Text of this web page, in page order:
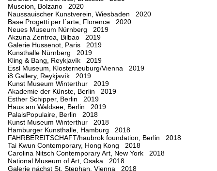
Museion, Bolzano 2020
Naussauischer Kunstverein, Wiesbaden 2020
Base Progetti per l´arte, Florence 2020
Neues Museum Nürnberg 2019
Akzuna Zentroa, Bilbao 2019
Galerie Hussenot, Paris 2019
Kunsthalle Nürnberg 2019
Kling & Bang, Reykjavík 2019
Essl Museum, Klosterneuburg/Vienna 2019
i8 Gallery, Reykjavík 2019
Kunst Museum Winterthur 2019
Akademie der Künste, Berlin 2019
Esther Schipper, Berlin 2019
Haus am Waldsee, Berlin 2019
PalaisPopulaire, Berlin 2018
Kunst Museum Winterthur 2018
Hamburger Kunsthalle, Hamburg 2018
FAHRBEREITSCHAFT/haubrok foundation, Berlin 2018
Tai Kwun Contemporary, Hong Kong 2018
Carolina Nitsch Contemporary Art, New York 2018
National Museum of Art, Osaka 2018
Galerie nächst St. Stephan, Vienna 2018